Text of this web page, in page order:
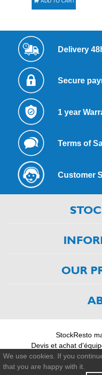
Delivery
Secure
1 year
Terms of
Customer
OUR
StockResto
Devis et achat
03
We use cookies. If you
that you are happy with it.